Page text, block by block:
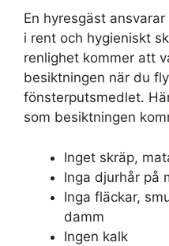
En hyresgäst
i rent och hygieniskt
renlighet kommer att
besiktningen när du
fönsterputsmedlet.
som besiktningen
Inget skräp,
Inga djurhår på
Inga fläckar,
damm
Ingen kalk